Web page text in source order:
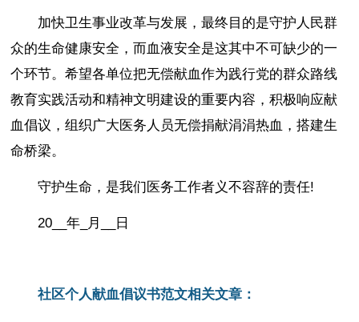
加快卫生事业改革与发展，最终目的是守护人民群
众的生命健康安全，而血液安全是这其中不可缺少的一
个环节。希望各单位把无偿献血作为践行党的群众路线
教育实践活动和精神文明建设的重要内容，积极响应献
血倡议，组织广大医务人员无偿捐献涓涓热血，搭建生
命桥梁。
守护生命，是我们医务工作者义不容辞的责任!
20__年_月__日
社区个人献血倡议书范文相关文章：